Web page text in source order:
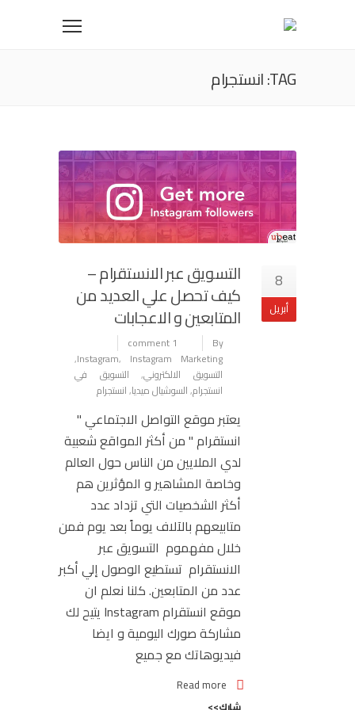
TAG: انستجرام
8
أبريل
التسويق عبر الانستقرام –
كيف تحصل علي العديد من
المتابعين و الاعجابات
By
1 comment
Instagram, Instagram Marketing
,
التسويق الالكتروني, التسويق في
انستجرام,السوشيال ميديا,انستجرام
يعتبر موقع التواصل الاجتماعي "
انستقرام " من أكثر المواقع شعبية
لدي الملايين من الناس حول العالم
وخاصة المشاهير و المؤثرين هم
أكثر الشخصيات التي تزداد عدد
متابيعهم بالآلاف يوماً بعد يوم فمن
خلال مفهموم التسويق عبر
الانستقرام تستطيع الوصول إلي أكبر
عدد من المتابعين. كلنا نعلم ان
موقع انستقرام Instagram يتيح لك
مشاركة صورك اليومية و ايضا
فيديوهاتك مع جميع
Read more